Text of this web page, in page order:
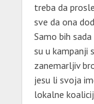
treba da
sve da ona
Samo bih
su u kampanji
zanemarljiv
jesu li svoja
lokalne